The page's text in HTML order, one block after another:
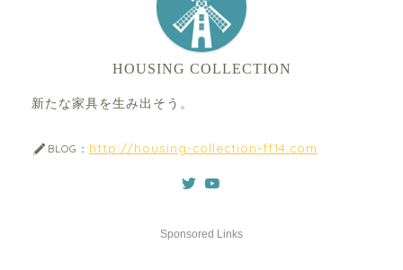
HOUSING COLLECTION
新たな家具を生み出そう。
BLOG： http://housing-collection-ff14.com
Sponsored Links